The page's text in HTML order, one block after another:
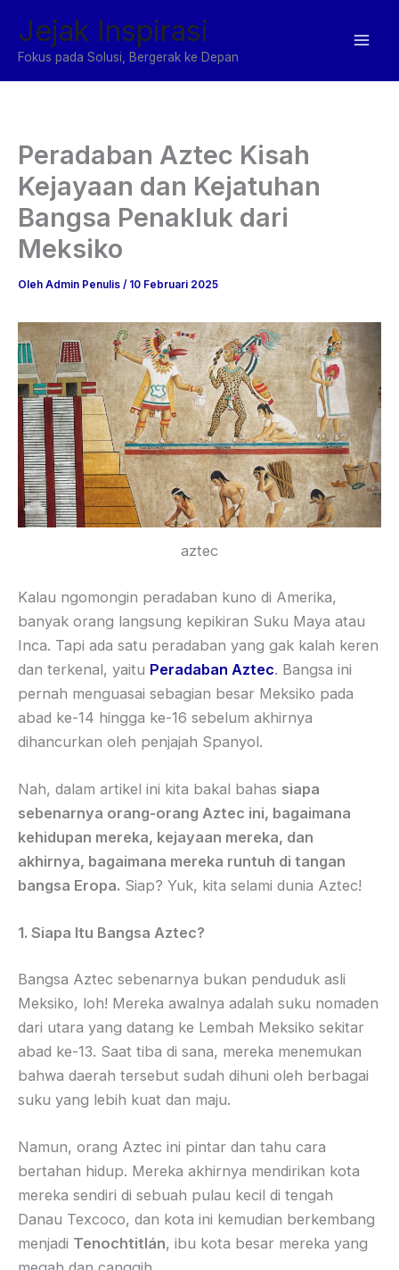
konten
Jejak Inspirasi
Fokus pada Solusi, Bergerak ke Depan
Peradaban Aztec Kisah
Kejayaan dan Kejatuhan
Bangsa Penakluk dari
Meksiko
Oleh Admin Penulis / 10 Februari 2025
aztec
Kalau ngomongin peradaban kuno di Amerika,
banyak orang langsung kepikiran Suku Maya atau
Inca. Tapi ada satu peradaban yang gak kalah keren
dan terkenal, yaitu Peradaban Aztec. Bangsa ini
pernah menguasai sebagian besar Meksiko pada
abad ke-14 hingga ke-16 sebelum akhirnya
dihancurkan oleh penjajah Spanyol.
Nah, dalam artikel ini kita bakal bahas siapa
sebenarnya orang-orang Aztec ini, bagaimana
kehidupan mereka, kejayaan mereka, dan
akhirnya, bagaimana mereka runtuh di tangan
bangsa Eropa. Siap? Yuk, kita selami dunia Aztec!
1. Siapa Itu Bangsa Aztec?
Bangsa Aztec sebenarnya bukan penduduk asli
Meksiko, loh! Mereka awalnya adalah suku nomaden
dari utara yang datang ke Lembah Meksiko sekitar
abad ke-13. Saat tiba di sana, mereka menemukan
bahwa daerah tersebut sudah dihuni oleh berbagai
suku yang lebih kuat dan maju.
Namun, orang Aztec ini pintar dan tahu cara
bertahan hidup. Mereka akhirnya mendirikan kota
mereka sendiri di sebuah pulau kecil di tengah
Danau Texcoco, dan kota ini kemudian berkembang
menjadi Tenochtitlán, ibu kota besar mereka yang